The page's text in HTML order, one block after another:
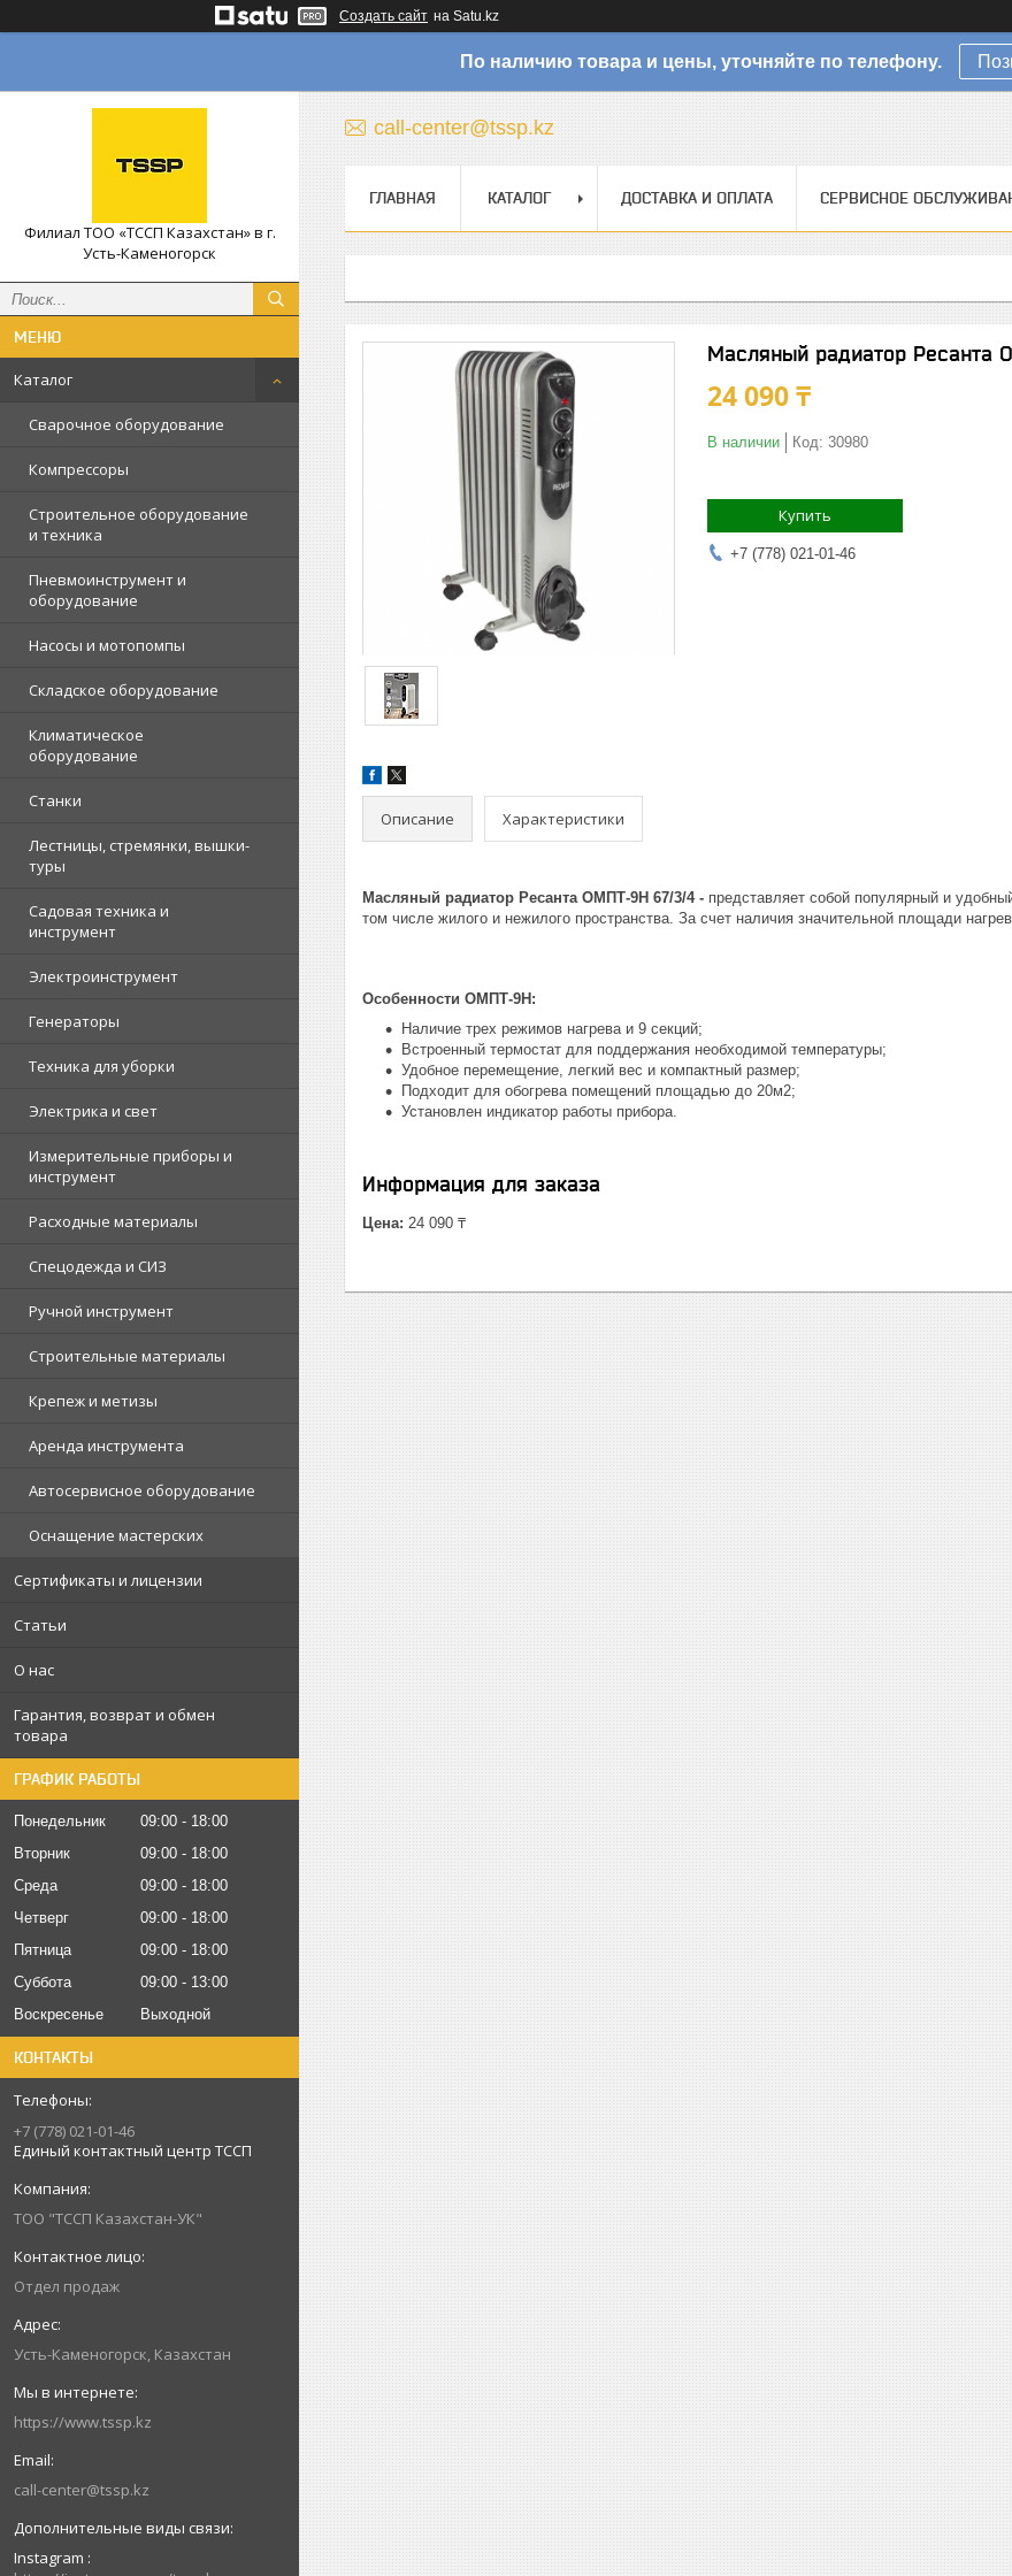
Создать сайт на Satu.kz
По наличию товара и цены, уточняйте по телефону.
Филиал ТОО «ТССП Казахстан» в г.
Усть-Каменогорск
Каталог
Сварочное оборудование
Компрессоры
Строительное оборудование
и техника
Пневмоинструмент и
оборудование
Насосы и мотопомпы
Складское оборудование
Климатическое
оборудование
Станки
Лестницы, стремянки, вышки-
туры
Садовая техника и
инструмент
Электроинструмент
Генераторы
Техника для уборки
Электрика и свет
Измерительные приборы и
инструмент
Расходные материалы
Спецодежда и СИЗ
Ручной инструмент
Строительные материалы
Крепеж и метизы
Аренда инструмента
Автосервисное оборудование
Оснащение мастерских
Сертификаты и лицензии
Статьи
О нас
Гарантия, возврат и обмен
товара
ГРАФИК РАБОТЫ
Понедельник 09:00
18:00
Вторник
09:00
18:00
Среда
09:00
18:00
Четверг
09:00
18:00
Пятница
09:00
18:00
Суббота
09:00
13:00
Воскресенье
Выходной
КОНТАКТЫ
+7 (778) 021-01-46
Единый контактный центр ТССП
ТОО "ТССП Казахстан-УК"
Отдел продаж
Усть-Каменогорск, Казахстан
https://www.tssp.kz
call-center@tssp.kz
Instagram
call-center@tssp.kz
ГЛАВНАЯ КАТАЛОГ ДОСТАВКА И ОПЛАТА СЕРВИСНОЕ
Масляный радиатор
24 090 ₸
В наличии Код: 30980
Купить
+7 (778) 021-01-46
Описание Характеристики
Масляный радиатор Ресанта ОМПТ-9Н 67/3/4 - представляет собой популярный и
том числе жилого и нежилого пространства. За счет наличия значительной площади
Особенности ОМПТ-9Н:
Наличие трех режимов нагрева и 9 секций;
Встроенный термостат для поддержания необходимой температуры;
Удобное перемещение, легкий вес и компактный размер;
Подходит для обогрева помещений площадью до 20м2;
Установлен индикатор работы прибора.
Информация для заказа
Цена: 24 090 ₸